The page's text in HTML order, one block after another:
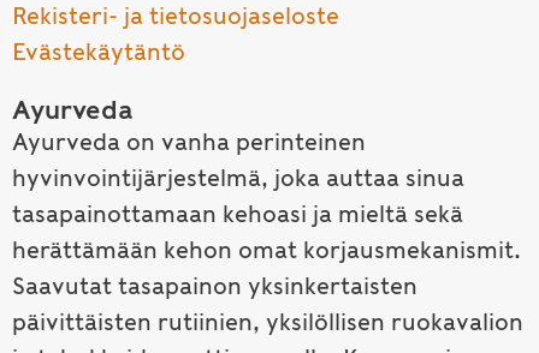
Rekisteri- ja tietosuojaseloste
Evästekäytäntö
Ayurveda
Ayurveda on vanha perinteinen
hyvinvointijärjestelmä, joka auttaa sinua
tasapainottamaan kehoasi ja mieltä sekä
herättämään kehon omat korjausmekanismit.
Saavutat tasapainon yksinkertaisten
päivittäisten rutiinien, yksilöllisen ruokavalion